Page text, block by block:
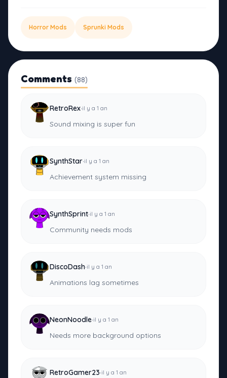
Horror Mods Sprunki Mods
Comments (88)
RetroRex·il y a 1 an
Sound mixing is super fun
SynthStar·il y a 1 an
Achievement system missing
SynthSprint·il y a 1 an
Community needs mods
DiscoDash·il y a 1 an
Animations lag sometimes
NeonNoodle·il y a 1 an
Needs more background options
RetroGamer23·il y a 1 an